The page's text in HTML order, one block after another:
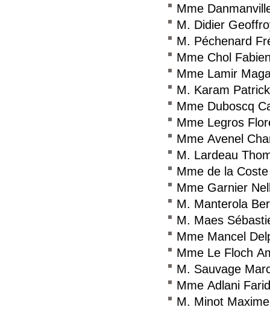
Mme
M. Didier
M. Péchenard
Mme Chol
Mme Lamir
M. Karam Patrick
Mme Duboscq
Mme Legros
Mme Avenel
M. Lardeau
Mme de la
Mme Garnier
M. Manterola
M. Maes
Mme Mancel
Mme Le Floch
M. Sauvage
Mme Adlani
M. Minot Maxime